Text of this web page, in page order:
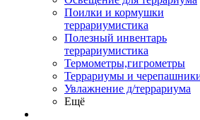
Поилки и кормушки
террариумистика
Полезный инвентарь
террариумистика
Термометры,гигрометры
Террариумы и
Увлажнение д/террариума
Ещё